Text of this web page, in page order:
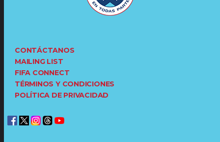
CONTÁCTANOS
MAILING LIST
FIFA CONNECT
TÉRMINOS Y CONDICIONES
POLÍTICA DE PRIVACIDAD